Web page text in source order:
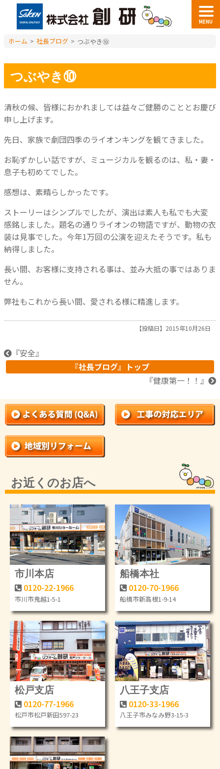
MENU
ホーム > 社長ブログ > つぶやき⑩
つぶやき⑩
清秋の候、皆様におかれましては益々ご健勝のこととお慶び
申し上げます。
先日、家族で劇団四季のライオンキングを観てきました。
お恥ずかしい話ですが、ミュージカルを観るのは、私・妻・
息子も初めてでした。
感想は、素晴らしかったです。
ストーリーはシンプルでしたが、演出は素人も私でも大変
感銘しました。題名の通りライオンの物語ですが、動物の衣
装は見事でした。今年1万回の公演を迎えたそうです。私も
納得しました。
長い間、お客様に支持される事は、並み大抵の事ではありま
せん。
弊社もこれから長い間、愛される様に精進します。
【投稿日】2015年10月26日
『安全』
『社長ブログ』トップ
『健康第一！！ 』
お近くのお店へ
市川本店
0120-22-1966
市川市鬼越1-5-1
船橋本社
0120-70-1966
船橋市新高根1-9-14
松戸支店
0120-77-1966
松戸市松戸新田597-23
八王子支店
0120-33-1966
八王子市みなみ野3-15-3